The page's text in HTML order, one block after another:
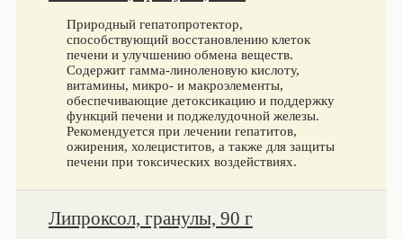
Природный гепатопротектор,
способствующий восстановлению клеток
печени и улучшению обмена веществ.
Содержит гамма-линоленовую кислоту,
витамины, микро- и макроэлементы,
обеспечивающие детоксикацию и поддержку
функций печени и поджелудочной железы.
Рекомендуется при лечении гепатитов,
ожирения, холециститов, а также для защиты
печени при токсических воздействиях.
Липроксол, гранулы, 90 г